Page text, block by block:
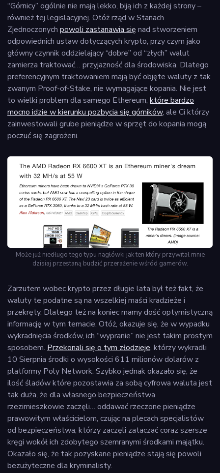
“Górnicy” ogólnie nie mają lekko, biją ich z każdej strony –
również tej legislacyjnej. Otóż rząd w Stanach
Zjednoczonych powoli zastanawia się nad stworzeniem
odpowiednich ustaw dotyczących krypto, przy czym jako
główny czynnik oddzielający “dobre” od “złych” walut
zamierza traktować… przyjazność dla środowiska. Dlatego
preferencyjnym traktowaniem mają być objęte waluty z tak
zwanym Proof-of-Stake, nie wymagające kopania. Nie jest
to wielki problem dla samego Ethereum, które bardzo
mocno idzie w kierunku pozbycia się górników, ale Ci którzy
zainwestowali grube pieniądze w sprzęt do kopania mogą
poczuć się zagrożeni.
Może już niedługo tego typu nagłówki jak ten który przywitał mnie
dzisiaj przestaną budzić przerażenie wśród gamerów.
Zarzutem wobec krypto przez długie lata był też fakt, że
waluty te podatne są na wszelkiej maści kradzieże i
przekręty. Dlatego też na koniec mamy dość optymistyczną
informację w tym temacie. Otóż, okazuje się, że w wypadku
wykradnięcia środków, ich “wypranie” nie jest takim prostym
sposobem. Przekonali się o tym złodzieje, którzy wykradli
10 Sierpnia środki o wysokości 611 milionów dolarów z
platformy Poly Network. Szybko jednak okazało się, że
ilość śladów które pozostawia za sobą cyfrowa waluta jest
tak duża, że dla własnego bezpieczeństwa
rzezimieszkowie zaczęli… oddawać rzeczone pieniądze
prawowitym właścicielom, czując na plecach specjalistów
od bezpieczeństwa, którzy zaczęli zataczać coraz szersze
kręgi wokół ich zdobytego szemranymi środkami majątku.
Okazało się, że tak pozyskane pieniądze stają się powoli
bezużyteczne dla kryminalisty.